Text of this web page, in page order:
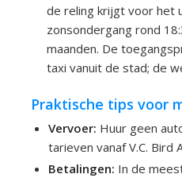
de reling krijgt voor het
zonsondergang rond
maanden. De
taxi vanuit de stad; de
Praktische tips voor
Vervoer: Huur geen
tarieven vanaf V.C. Bird
Betalingen: In de